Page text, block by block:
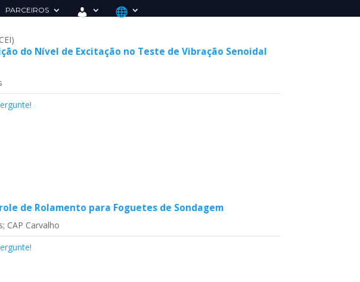
PARCEIROS
do Nível de Excitação no Teste de Vibração Senoidal
de Rolamento para Foguetes de Sondagem
CAP Carvalho